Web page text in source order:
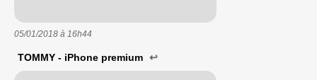
05/01/2018 à 16h44
TOMMY - iPhone premium ↩